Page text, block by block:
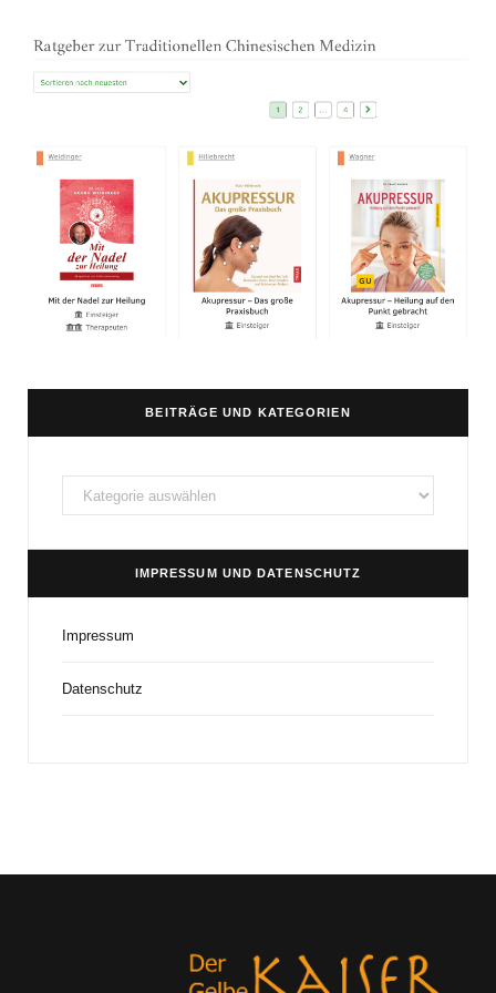
BEITRÄGE UND KATEGORIEN
Beiträge
und
Kategorien
IMPRESSUM UND DATENSCHUTZ
Impressum
Datenschutz